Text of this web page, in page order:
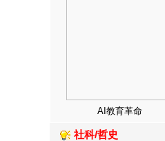
AI教育革命
社科/哲史